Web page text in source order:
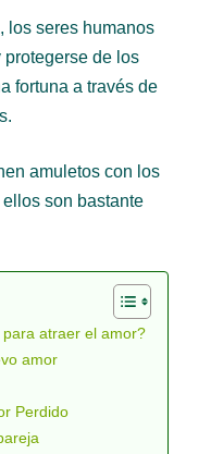
los seres humanos
de los
fortuna a través de
amuletos con los
son bastante
atraer el amor?
amor
Perdido